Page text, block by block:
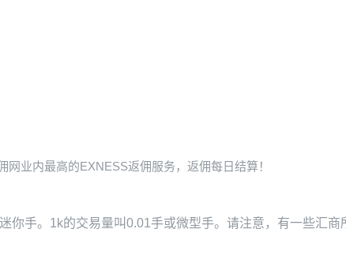
网业内最高的EXNESS返佣服务，返佣每日结算！
手。1k的交易量叫0.01手或微型手。请注意，有一些汇商